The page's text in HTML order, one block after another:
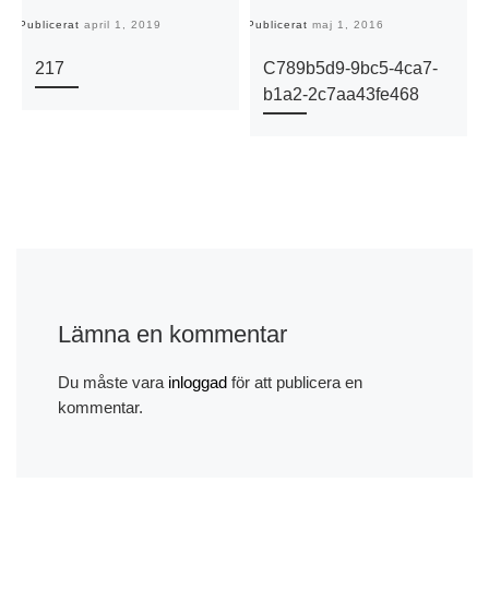
Publicerat april 1, 2019
217
Publicerat maj 1, 2016
C789b5d9-9bc5-4ca7-
b1a2-2c7aa43fe468
Lämna en kommentar
Du måste vara inloggadför att publicera en
kommentar.